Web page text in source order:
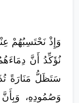
وَإِذْ نَحْتَسِبُهُمْ
نُؤَكِّدُ أَنَّ
سَتَظَلُّ مَنَارَةً
وَصُمُودِهِ،